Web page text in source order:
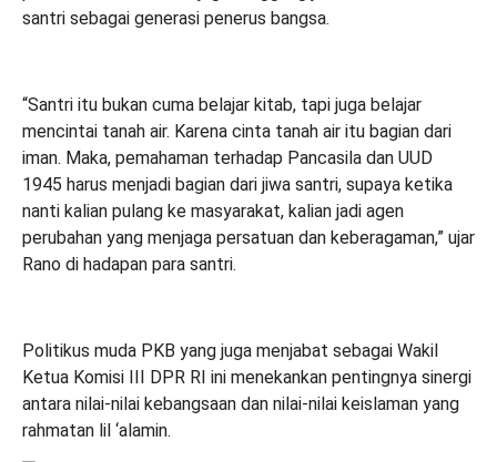
santri sebagai generasi penerus bangsa.
“Santri itu bukan cuma belajar kitab, tapi juga belajar
mencintai tanah air. Karena cinta tanah air itu bagian dari
iman. Maka, pemahaman terhadap Pancasila dan UUD
1945 harus menjadi bagian dari jiwa santri, supaya ketika
nanti kalian pulang ke masyarakat, kalian jadi agen
perubahan yang menjaga persatuan dan keberagaman,” ujar
Rano di hadapan para santri.
Politikus muda PKB yang juga menjabat sebagai Wakil
Ketua Komisi III DPR RI ini menekankan pentingnya sinergi
antara nilai-nilai kebangsaan dan nilai-nilai keislaman yang
rahmatan lil ‘alamin.